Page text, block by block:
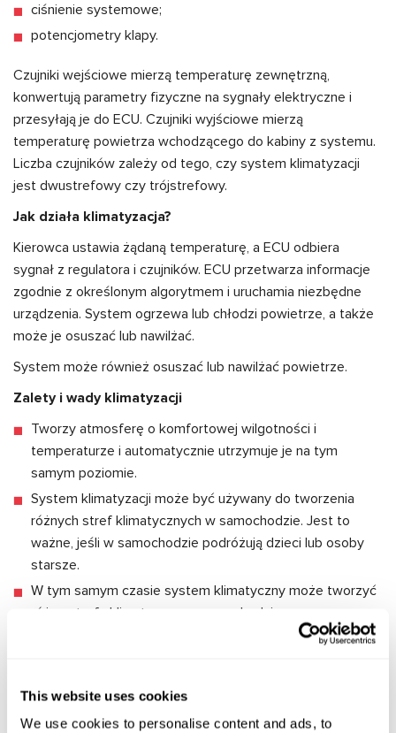
This website uses cookies
We use cookies to personalise content and ads, to
ciśnienie systemowe;
potencjometry klapy.
Czujniki wejściowe mierzą temperaturę zewnętrzną,
konwertują parametry fizyczne na sygnały elektryczne i
przesyłają je do ECU. Czujniki wyjściowe mierzą
temperaturę powietrza wchodzącego do kabiny z systemu.
Liczba czujników zależy od tego, czy system klimatyzacji
jest dwustrefowy czy trójstrefowy.
Jak działa klimatyzacja?
Kierowca ustawia żądaną temperaturę, a ECU odbiera
sygnał z regulatora i czujników. ECU przetwarza informacje
zgodnie z określonym algorytmem i uruchamia niezbędne
urządzenia. System ogrzewa lub chłodzi powietrze, a także
może je osuszać lub nawilżać.
System może również osuszać lub nawilżać powietrze.
Zalety i wady klimatyzacji
Tworzy atmosferę o komfortowej wilgotności i
temperaturze i automatycznie utrzymuje je na tym
samym poziomie.
System klimatyzacji może być używany do tworzenia
różnych stref klimatycznych w samochodzie. Jest to
ważne, jeśli w samochodzie podróżują dzieci lub osoby
starsze.
W tym samym czasie system klimatyczny może tworzyć
różne strefy klimatyczne w samochodzie.
Szansa na przeziębienie jest znacznie mniejsza.
włączenie klimatyzacji i nagrzewnicy) oraz wilgotność.
Wady obejmują bardziej złożoną konstrukcję, co oznacza